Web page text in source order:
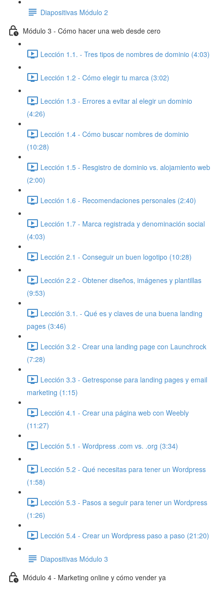
Diapositivas Módulo 2
Módulo 3 - Cómo hacer una web desde cero
Lección 1.1. - Tres tipos de nombres de dominio (4:03)
Lección 1.2 - Cómo elegir tu marca (3:02)
Lección 1.3 - Errores a evitar al elegir un dominio
(4:26)
Lección 1.4 - Cómo buscar nombres de dominio
(10:28)
Lección 1.5 - Resgistro de dominio vs. alojamiento web
(2:00)
Lección 1.6 - Recomendaciones personales (2:40)
Lección 1.7 - Marca registrada y denominación social
(4:03)
Lección 2.1 - Conseguir un buen logotipo (10:28)
Lección 2.2 - Obtener diseños, imágenes y plantillas
(9:53)
Lección 3.1. - Qué es y claves de una buena landing
pages (3:46)
Lección 3.2 - Crear una landing page con Launchrock
(7:28)
Lección 3.3 - Getresponse para landing pages y email
marketing (1:15)
Lección 4.1 - Crear una página web con Weebly
(11:27)
Lección 5.1 - Wordpress .com vs. .org (3:34)
Lección 5.2 - Qué necesitas para tener un Wordpress
(1:58)
Lección 5.3 - Pasos a seguir para tener un Wordpress
(1:26)
Lección 5.4 - Crear un Wordpress paso a paso (21:20)
Diapositivas Módulo 3
Módulo 4 - Marketing online y cómo vender ya